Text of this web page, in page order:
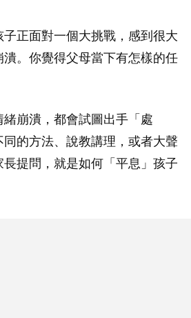
正面對一個大挑戰，感到很大
。你覺得父母當下有怎樣的任
崩潰，都會試圖出手「處
的方法、說教講理，或者大聲
提問，就是如何「平息」孩子